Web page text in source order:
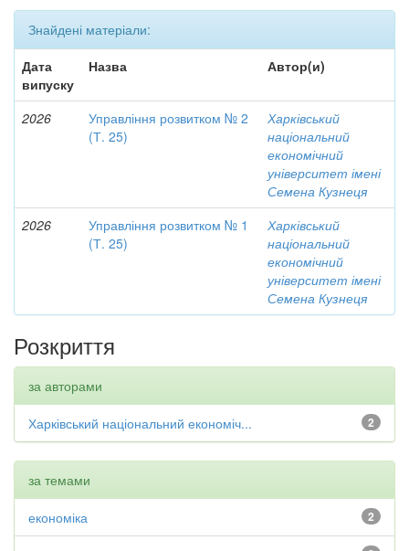
Знайдені матеріали:
Дата
випуску
Назва Автор(и)
2026
Управління розвитком № 2
(Т. 25)
Харківський
національний
економічний
університет імені
Семена Кузнеця
2026
Управління розвитком № 1
(Т. 25)
Харківський
національний
економічний
університет імені
Семена Кузнеця
Розкриття
за авторами
2
Харківський національний економіч...
за темами
2
економіка